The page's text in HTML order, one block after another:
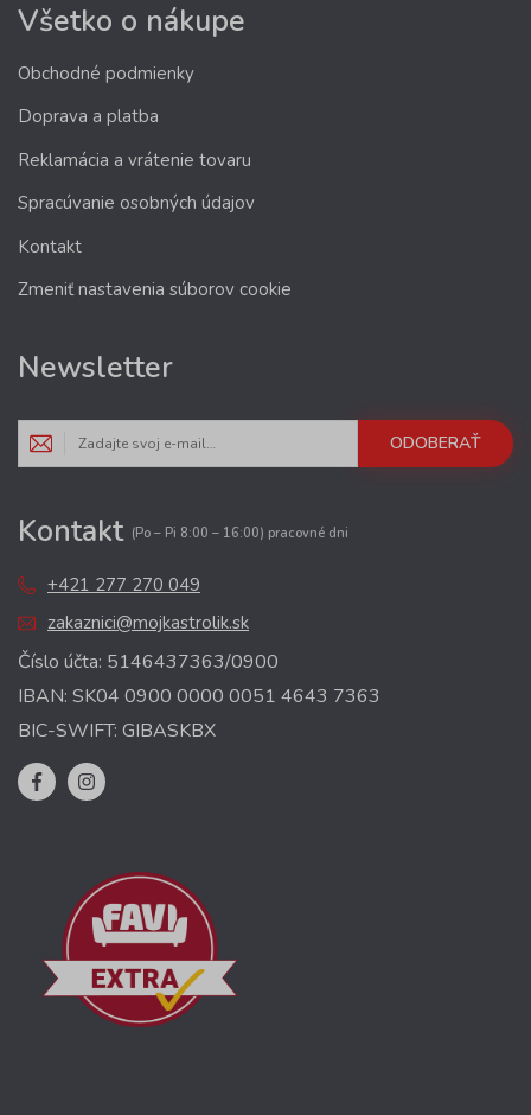
Všetko o nákupe
Obchodné podmienky
Doprava a platba
Reklamácia a vrátenie tovaru
Spracúvanie osobných údajov
Kontakt
Zmeniť nastavenia súborov cookie
Newsletter
ODOBERAŤ
Kontakt (Po – Pi 8:00 – 16:00) pracovné dni
+421 277 270 049
zakaznici@mojkastrolik.sk
Číslo účta: 5146437363/0900
IBAN: SK04 0900 0000 0051 4643 7363
BIC-SWIFT: GIBASKBX